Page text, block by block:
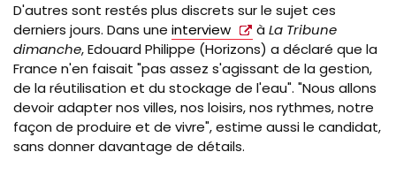
D'autres sont restés plus discrets sur le sujet ces
derniers jours. Dans une interview à La Tribune
dimanche, Edouard Philippe (Horizons) a déclaré que la
France n'en faisait "pas assez s'agissant de la gestion,
de la réutilisation et du stockage de l'eau". "Nous allons
devoir adapter nos villes, nos loisirs, nos rythmes, notre
façon de produire et de vivre", estime aussi le candidat,
sans donner davantage de détails.